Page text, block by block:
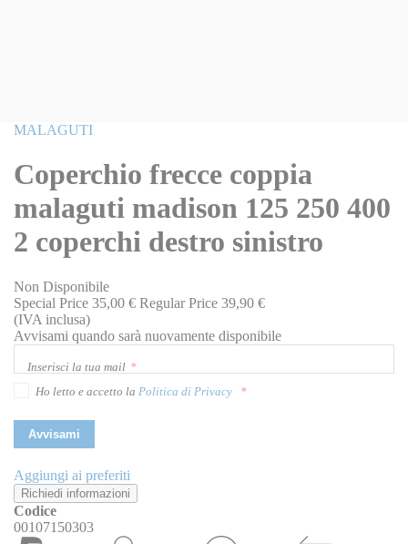
Vai
della
galleria
immagini
MALAGUTI
Coperchio frecce coppia
malaguti madison 125 250 400
2 coperchi destro sinistro
Non Disponibile
Special Price 35,00 € Regular Price 39,90 €
(IVA inclusa)
Avvisami quando sarà nuovamente disponibile
Inserisci la tua mail
Ho letto e accetto la Politica di Privacy
Avvisami
Aggiungi ai preferiti
Richiedi informazioni
Codice
00107150303